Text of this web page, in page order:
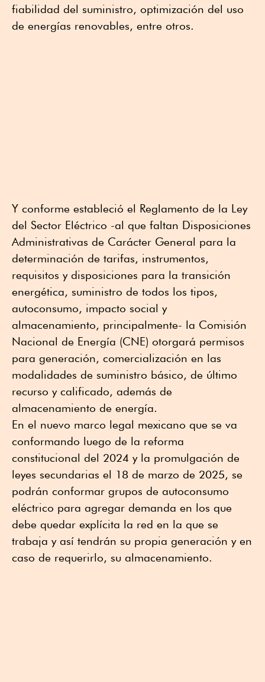
fiabilidad del suministro, optimización del uso
de energías renovables, entre otros.
Y conforme estableció el Reglamento de la Ley
del Sector Eléctrico -al que faltan Disposiciones
Administrativas de Carácter General para la
determinación de tarifas, instrumentos,
requisitos y disposiciones para la transición
energética, suministro de todos los tipos,
autoconsumo, impacto social y
almacenamiento, principalmente- la Comisión
Nacional de Energía (CNE) otorgará permisos
para generación, comercialización en las
modalidades de suministro básico, de último
recurso y calificado, además de
almacenamiento de energía.
En el nuevo marco legal mexicano que se va
conformando luego de la reforma
constitucional del 2024 y la promulgación de
leyes secundarias el 18 de marzo de 2025, se
podrán conformar grupos de autoconsumo
eléctrico para agregar demanda en los que
debe quedar explícita la red en la que se
trabaja y así tendrán su propia generación y en
caso de requerirlo, su almacenamiento.